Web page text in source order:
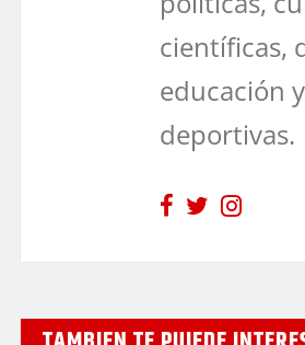
científicas,
educación y
deportivas.